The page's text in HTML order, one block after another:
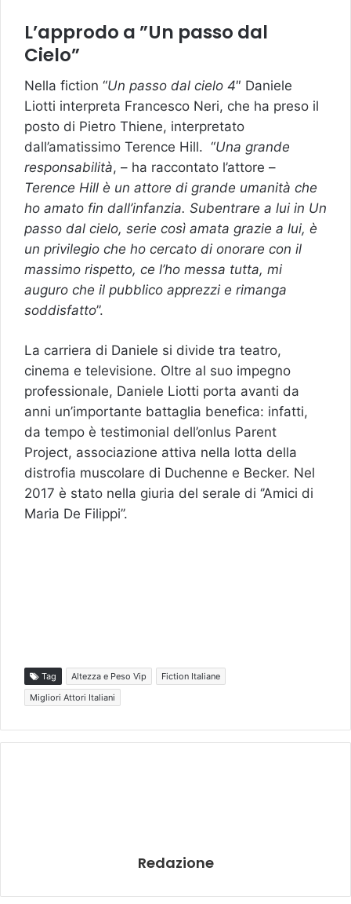
L’approdo a ”Un passo dal
Cielo”
Nella fiction “Un passo dal cielo 4″ Daniele
Liotti interpreta Francesco Neri, che ha preso il
posto di Pietro Thiene, interpretato
dall’amatissimo Terence Hill. “Una grande
responsabilità, – ha raccontato l’attore –
Terence Hill è un attore di grande umanità che
ho amato fin dall’infanzia. Subentrare a lui in Un
passo dal cielo, serie così amata grazie a lui, è
un privilegio che ho cercato di onorare con il
massimo rispetto, ce l’ho messa tutta, mi
auguro che il pubblico apprezzi e rimanga
soddisfatto”.
La carriera di Daniele si divide tra teatro,
cinema e televisione. Oltre al suo impegno
professionale, Daniele Liotti porta avanti da
anni un’importante battaglia benefica: infatti,
da tempo è testimonial dell’onlus Parent
Project, associazione attiva nella lotta della
distrofia muscolare di Duchenne e Becker. Nel
2017 è stato nella giuria del serale di ‘’Amici di
Maria De Filippi’’.
Tag Altezza e Peso Vip
Fiction Italiane
Migliori Attori Italiani
Redazione